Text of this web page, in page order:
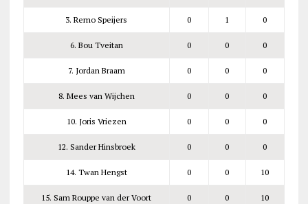
3. Remo Speijers 0 1 0
6. Bou Tveitan 0 0 0
7. Jordan Braam 0 0 0
8. Mees van Wijchen 0 0 0
10. Joris Vriezen 0 0 0
12. Sander Hinsbroek 0 0 0
14. Twan Hengst 0 0 10
15. Sam Rouppe van der Voort 0 0 10